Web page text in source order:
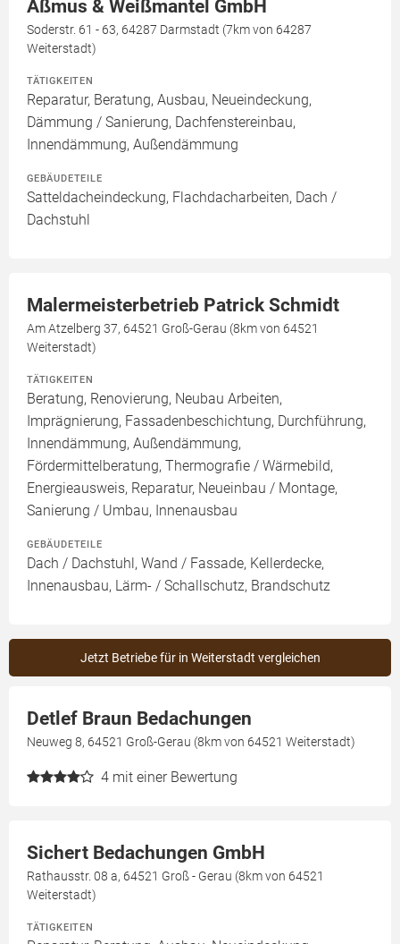
Aßmus & Weißmantel GmbH
Soderstr. 61 - 63, 64287 Darmstadt (7km von 64287
Weiterstadt)
TÄTIGKEITEN
Reparatur, Beratung, Ausbau, Neueindeckung,
Dämmung / Sanierung, Dachfenstereinbau,
Innendämmung, Außendämmung
GEBÄUDETEILE
Satteldacheindeckung, Flachdacharbeiten, Dach /
Dachstuhl
Malermeisterbetrieb Patrick Schmidt
Am Atzelberg 37, 64521 Groß-Gerau (8km von 64521
Weiterstadt)
TÄTIGKEITEN
Beratung, Renovierung, Neubau Arbeiten,
Imprägnierung, Fassadenbeschichtung, Durchführung,
Innendämmung, Außendämmung,
Fördermittelberatung, Thermografie / Wärmebild,
Energieausweis, Reparatur, Neueinbau / Montage,
Sanierung / Umbau, Innenausbau
GEBÄUDETEILE
Dach / Dachstuhl, Wand / Fassade, Kellerdecke,
Innenausbau, Lärm- / Schallschutz, Brandschutz
Jetzt Betriebe für in Weiterstadt vergleichen
Detlef Braun Bedachungen
Neuweg 8, 64521 Groß-Gerau (8km von 64521 Weiterstadt)
4 mit einer Bewertung
Sichert Bedachungen GmbH
Rathausstr. 08 a, 64521 Groß - Gerau (8km von 64521
Weiterstadt)
TÄTIGKEITEN